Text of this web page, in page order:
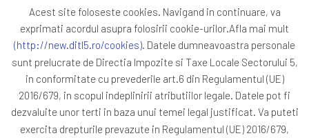
Primăria Sectorul 5
ANAF
Protocoale
GDPR
Harta Site
Acest site foloseste cookies. Navigand in continuare, va
exprimati acordul asupra folosirii cookie-urilor.Afla mai mult
(http://new.ditl5.ro/cookies). Datele dumneavoastra personale
sunt prelucrate de Directia Impozite si Taxe Locale Sectorului 5,
in conformitate cu prevederile art.6 din Regulamentul (UE)
2016/679, in scopul indeplinirii atributiilor legale. Datele pot fi
dezvaluite unor terti in baza unui temei legal justificat. Va puteti
exercita drepturile prevazute in Regulamentul (UE) 2016/679,